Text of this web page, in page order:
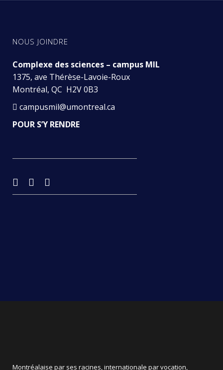
NOUS JOINDRE
Complexe des sciences – campus MIL
1375, ave Thérèse-Lavoie-Roux
Montréal, QC H2V 0B3
campusmil@umontreal.ca
POUR S’Y RENDRE
Montréalaise par ses racines, internationale par vocation,